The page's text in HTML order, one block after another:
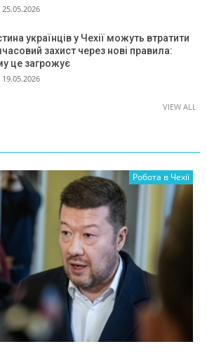
25.05.2026
українців у Чехії можуть втратити
захист через нові правила:
це загрожує
19.05.2026
VIEW ALL
Робота в Чехії